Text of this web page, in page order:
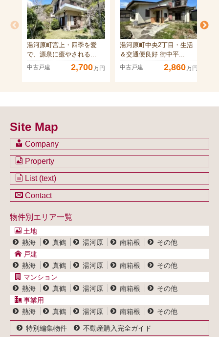
湯河原町宮上・四季を愛
で、源泉に癒やされる...
中古戸建 2,700万円
湯河原町中央2丁目・生活
＆交通便良好 街中平...
中古戸建 2,860万円
Site Map
Company
会社のご案内
不動産を購入したい方
不動産を売却したい方
不動産買取システム
Property
土地一覧
戸建一覧
マンション一覧
事業用物件一覧
List (text)
土地一覧
マンション一覧
事業用物件一覧
Contact
ブログ
プライバシーポリシー
サイトポリシー
物件別エリア一覧
土地
熱海
真鶴 湯河原 南箱根
その他
戸建
熱海
真鶴 湯河原 南箱根
その他
マンション
熱海
真鶴 湯河原 南箱根
その他
事業用
熱海
真鶴 湯河原 南箱根 その他
特別編集物件 不動産購入完全ガイド